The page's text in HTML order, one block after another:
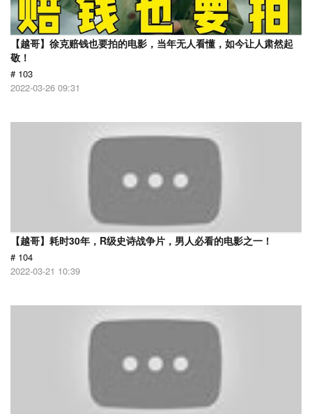
【越哥】徐克赔钱也要拍的电影，当年无人看懂，如今让人肃然起
敬！
# 103
2022-03-26 09:31
【越哥】耗时30年，R级史诗战争片，男人必看的电影之一！
# 104
2022-03-21 10:39